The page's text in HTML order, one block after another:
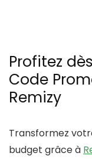
Profitez
Code
Remizy
Transformez
budget grâce à